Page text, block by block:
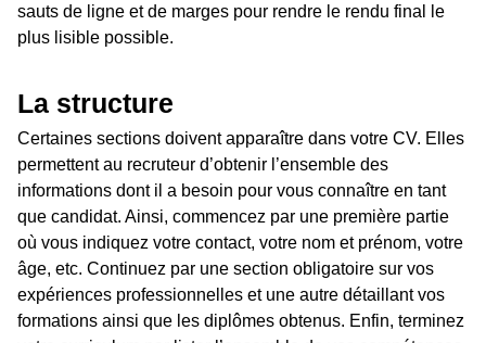
sauts de ligne et de marges pour rendre le rendu final le
plus lisible possible.
La structure
Certaines sections doivent apparaître dans votre CV. Elles
permettent au recruteur d’obtenir l’ensemble des
informations dont il a besoin pour vous connaître en tant
que candidat. Ainsi, commencez par une première partie
où vous indiquez votre contact, votre nom et prénom, votre
âge, etc. Continuez par une section obligatoire sur vos
expériences professionnelles et une autre détaillant vos
formations ainsi que les diplômes obtenus. Enfin, terminez